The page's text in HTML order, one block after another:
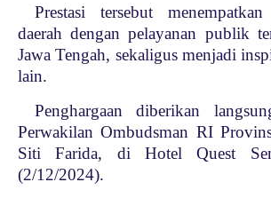
Prestasi tersebut
daerah dengan pelayanan publik
Jawa Tengah, sekaligus menjadi
lain.
Penghargaan diberikan
Perwakilan Ombudsman RI
Siti Farida, di Hotel Quest
(2/12/2024).